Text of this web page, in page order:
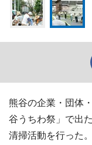
熊谷の企業・団体
谷うちわ祭」で出
清掃活動を行った。